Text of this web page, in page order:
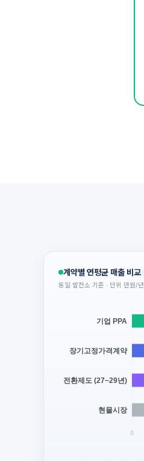
계약별 연평균 매출 비교
동일 발전소 기준 · 단위 만원/년
기업 PPA
장기고정가격계약
전환제도 (27~29년)
현물시장
0